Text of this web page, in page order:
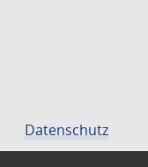
Datenschutz